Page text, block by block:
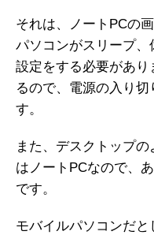
それは、ノートPCの
パソコンがスリープ
設定をする必要があ
るので、電源の入り
す。
また、デスクトップ
はノートPCなので、
です。
モバイルパソコンだ